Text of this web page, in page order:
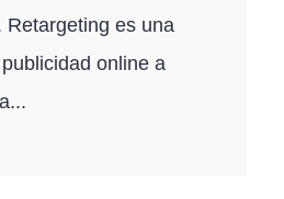
Retargeting es una
online a